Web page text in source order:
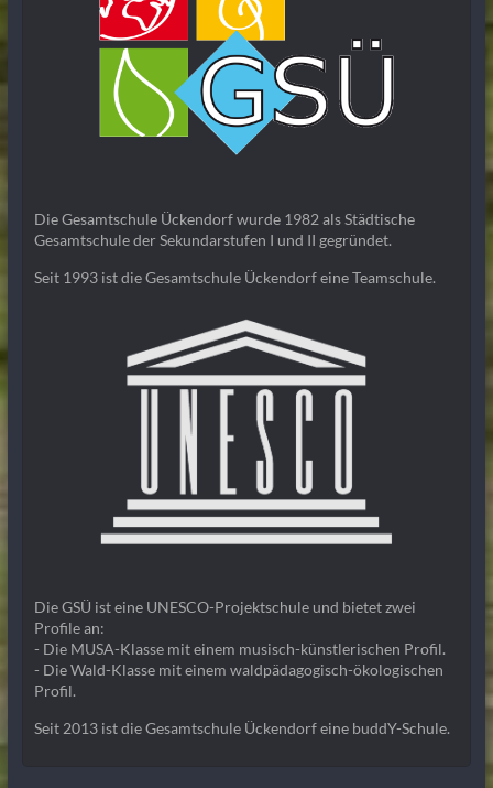
Die Gesamtschule Ückendorf wurde 1982 als Städtische
Gesamtschule der Sekundarstufen I und II gegründet.
Seit 1993 ist die Gesamtschule Ückendorf eine Teamschule.
Die GSÜ ist eine UNESCO-Projektschule und bietet zwei
Profile an:
- Die MUSA-Klasse mit einem musisch-künstlerischen Profil.
- Die Wald-Klasse mit einem waldpädagogisch-ökologischen
Profil.
Seit 2013 ist die Gesamtschule Ückendorf eine buddY-Schule.